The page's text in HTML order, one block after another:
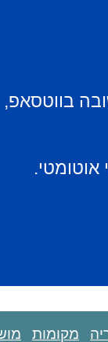
בווטסאפ,
מקומות